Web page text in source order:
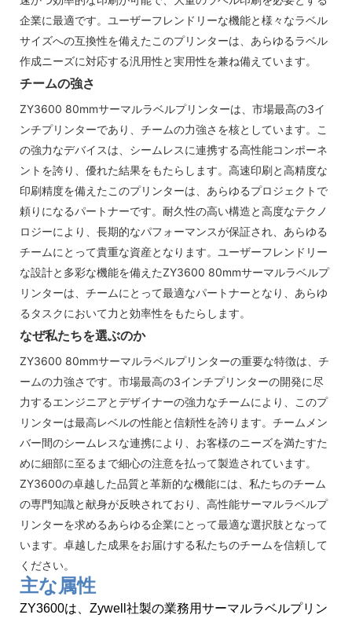
企業に最適です。ユーザーフレンドリーな機能と様々なラベル
サイズへの互換性を備えたこのプリンターは、あらゆるラベル
作成ニーズに対応する汎用性と実用性を兼ね備えています。
チームの強さ
ZY3600 80mmサーマルラベルプリンターは、市場最高の3イ
ンチプリンターであり、チームの力強さを核としています。こ
の強力なデバイスは、シームレスに連携する高性能コンポーネ
ントを誇り、優れた結果をもたらします。高速印刷と高精度な
印刷精度を備えたこのプリンターは、あらゆるプロジェクトで
頼りになるパートナーです。耐久性の高い構造と高度なテクノ
ロジーにより、長期的なパフォーマンスが保証され、あらゆる
チームにとって貴重な資産となります。ユーザーフレンドリー
な設計と多彩な機能を備えたZY3600 80mmサーマルラベルプ
リンターは、チームにとって最適なパートナーとなり、あらゆ
るタスクにおいて力と効率性をもたらします。
なぜ私たちを選ぶのか
ZY3600 80mmサーマルラベルプリンターの重要な特徴は、チ
ームの力強さです。市場最高の3インチプリンターの開発に尽
力するエンジニアとデザイナーの強力なチームにより、このプ
リンターは最高レベルの性能と信頼性を誇ります。チームメン
バー間のシームレスな連携により、お客様のニーズを満たすた
めに細部に至るまで細心の注意を払って製造されています。
ZY3600の卓越した品質と革新的な機能には、私たちのチーム
の専門知識と献身が反映されており、高性能サーマルラベルプ
リンターを求めるあらゆる企業にとって最適な選択肢となって
います。卓越した成果をお届けする私たちのチームを信頼して
ください。
主な属性
ZY3600は、Zywell社製の業務用サーマルラベルプリン